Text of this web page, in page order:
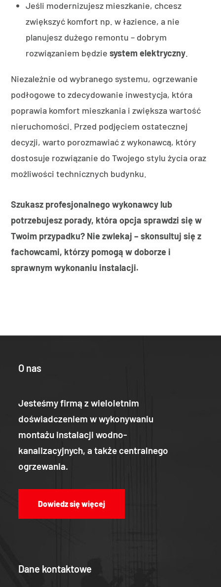
Jeśli modernizujesz mieszkanie, chcesz
zwiększyć komfort np. w łazience, a nie
planujesz dużego remontu – dobrym
rozwiązaniem będziesystem elektryczny
Niezależnie od wybranego systemu, ogrzewanie
podłogowe to zdecydowanie inwestycja, która
poprawia komfort mieszkania i zwiększa wartość
nieruchomości. Przed podjęciem ostatecznej
decyzji, warto porozmawiać z wykonawcą, który
dostosuje rozwiązanie do Twojego stylu życia oraz
możliwości technicznych budynku.
Szukasz profesjonalnego wykonawcy lub
potrzebujesz porady, która opcja sprawdzi się w
Twoim przypadku? Nie zwlekaj – skonsultuj się z
fachowcami, którzy pomogą w doborze i
sprawnym wykonaniu instalacji.
O nas
Jesteśmy firmą z wieloletnim
doświadczeniem w wykonywaniu
montażu instalacji wodno-
kanalizacyjnych, a także centralnego
ogrzewania.
Dowiedz się więcej
Dane kontaktowe